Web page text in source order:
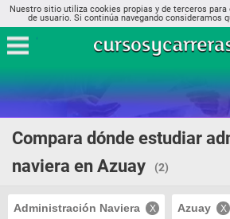
Nuestro sitio utiliza cookies propias y de terceros
de usuario. Si continúa navegando consideramos
Compara dónde estudiar
naviera en Azuay
(2)
Administración Naviera Azuay